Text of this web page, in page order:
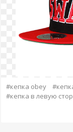
#кепка obey
#кепка в левую